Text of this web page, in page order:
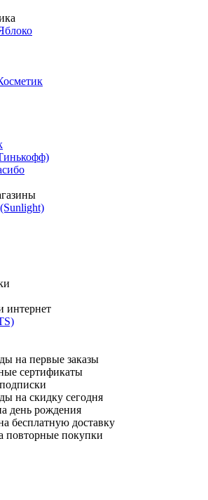
интернет
на первые заказы
сертификаты
на скидку сегодня
день рождения
бесплатную доставку
повторные покупки